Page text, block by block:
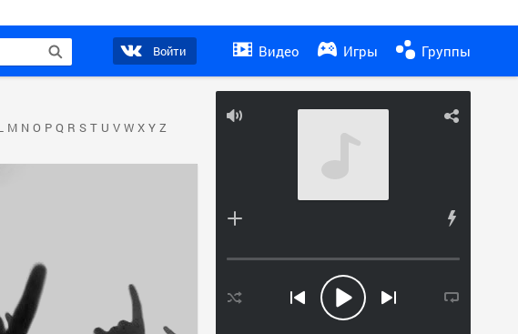
Войти Видео Игры Группы
M N O P Q R S T U V W X Y Z